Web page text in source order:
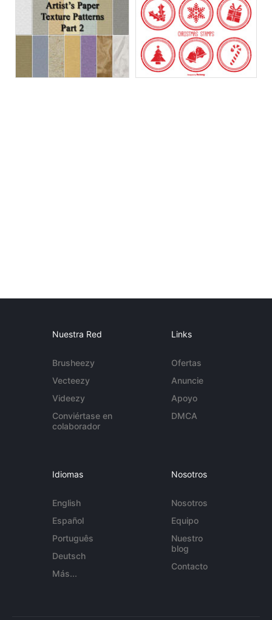
Nuestra Red
Brusheezy
Vecteezy
Videezy
Conviértase en
colaborador
Links
Ofertas
Anuncie
Apoyo
DMCA
Idiomas
English
Español
Português
Deutsch
Más...
Nosotros
Nosotros
Equipo
Nuestro
blog
Contacto